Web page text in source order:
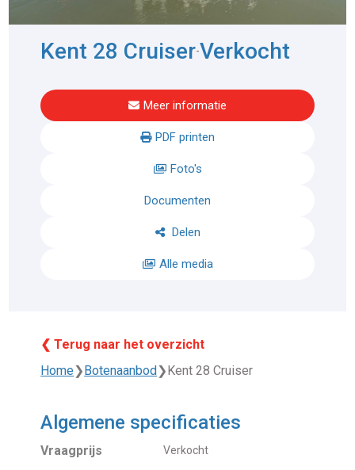
Kent 28 Cruiser-Verkocht
Meer informatie
PDF printen
Foto's
Documenten
Delen
Alle media
❮ Terug naar het overzicht
Home❯ Botenaanbod ❯ Kent 28 Cruiser
Algemene specificaties
Vraagprijs Verkocht